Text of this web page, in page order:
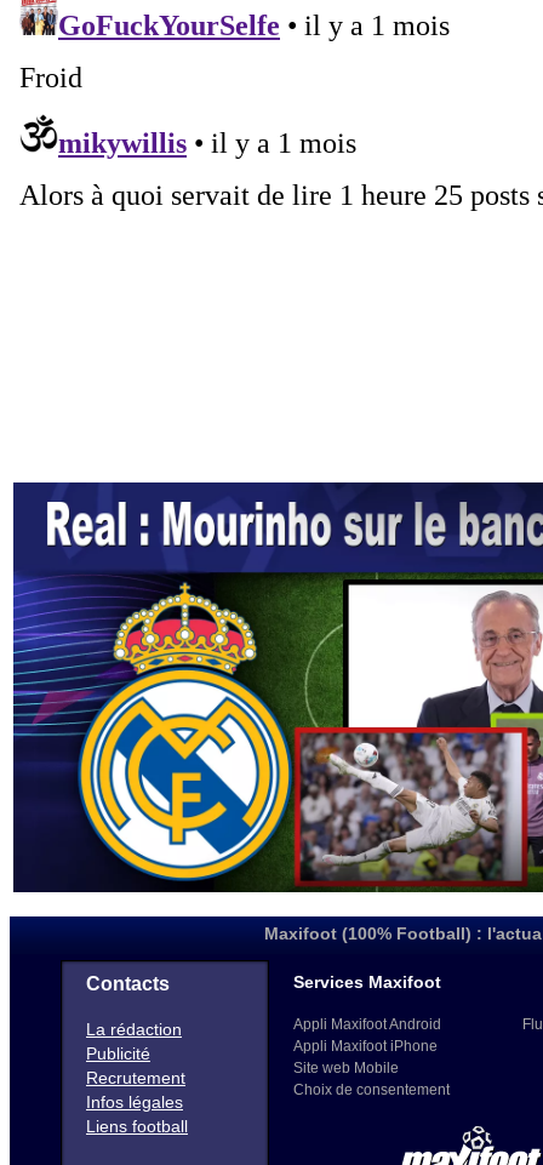
Maxifoot (100% Football) :
Contacts
La rédaction
Publicité
Recrutement
Infos légales
Liens football
Services Maxifoot
Appli Maxifoot Android
Appli Maxifoot iPhone
Site web Mobile
Choix de consentement